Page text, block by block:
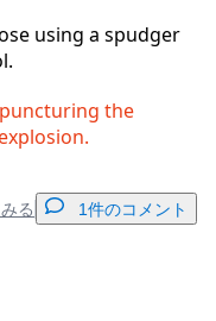
using a spudger
the
る 1件のコメント